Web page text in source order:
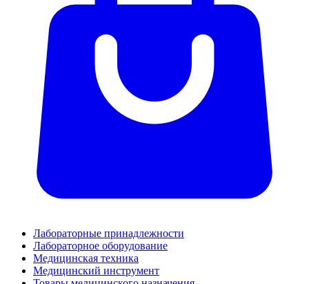
Лабораторные принадлежности
Лабораторное оборудование
Медицинская техника
Медицинский инструмент